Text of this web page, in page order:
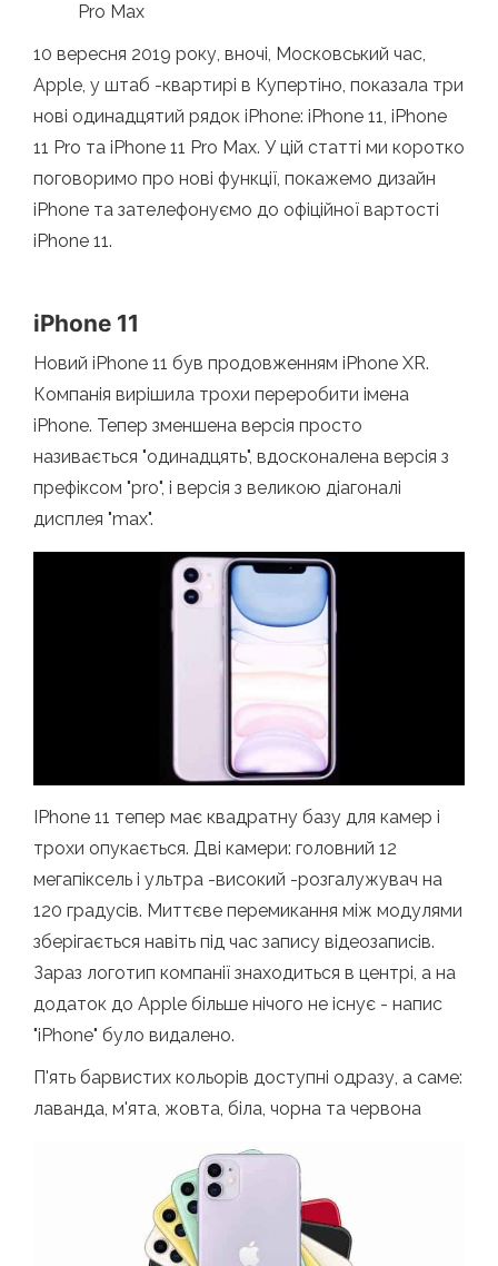
Pro Max
10 вересня 2019 року, вночі, Московський час,
Apple, у штаб -квартирі в Купертіно, показала три
нові одинадцятий рядок iPhone: iPhone 11, iPhone
11 Pro та iPhone 11 Pro Max. У цій статті ми коротко
поговоримо про нові функції, покажемо дизайн
iPhone та зателефонуємо до офіційної вартості
iPhone 11.
iPhone 11
Новий iPhone 11 був продовженням iPhone XR.
Компанія вирішила трохи переробити імена
iPhone. Тепер зменшена версія просто
називається "одинадцять", вдосконалена версія з
префіксом "pro", і версія з великою діагоналі
дисплея "max".
IPhone 11 тепер має квадратну базу для камер і
трохи опукається. Дві камери: головний 12
мегапіксель і ультра -високий -розгалужувач на
120 градусів. Миттєве перемикання між модулями
зберігається навіть під час запису відеозаписів.
Зараз логотип компанії знаходиться в центрі, а на
додаток до Apple більше нічого не існує - напис
"iPhone" було видалено.
П'ять барвистих кольорів доступні одразу, а саме:
лаванда, м'ята, жовта, біла, чорна та червона